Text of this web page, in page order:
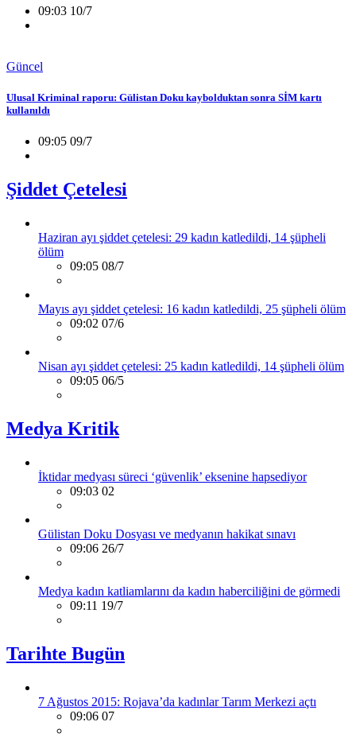
09:03 10/7
Güncel
Ulusal Kriminal raporu: Gülistan Doku kaybolduktan sonra SİM kartı
kullanıldı
09:05 09/7
Şiddet Çetelesi
Haziran ayı şiddet çetelesi: 29 kadın katledildi, 14 şüpheli
ölüm
09:05 08/7
Mayıs ayı şiddet çetelesi: 16 kadın katledildi, 25 şüpheli ölüm
09:02 07/6
Nisan ayı şiddet çetelesi: 25 kadın katledildi, 14 şüpheli ölüm
09:05 06/5
Medya Kritik
İktidar medyası süreci ‘güvenlik’ eksenine hapsediyor
09:03 02
Gülistan Doku Dosyası ve medyanın hakikat sınavı
09:06 26/7
Medya kadın katliamlarını da kadın haberciliğini de görmedi
09:11 19/7
Tarihte Bugün
7 Ağustos 2015: Rojava’da kadınlar Tarım Merkezi açtı
09:06 07